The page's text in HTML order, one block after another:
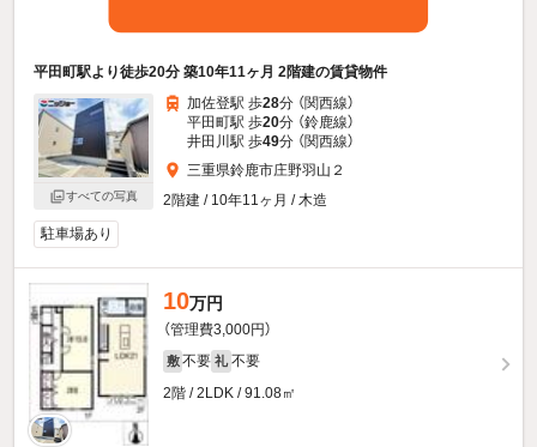
平田町駅より徒歩20分 築10年11ヶ月 2階建の賃貸物件
すべての写真
加佐登駅 歩28分 （関西線）
平田町駅 歩20分 （鈴鹿線）
井田川駅 歩49分 （関西線）
三重県鈴鹿市庄野羽山２
2階建 / 10年11ヶ月 / 木造
駐車場あり
10万円
（管理費3,000円）
敷 不要 礼 不要
2階 / 2LDK / 91.08㎡